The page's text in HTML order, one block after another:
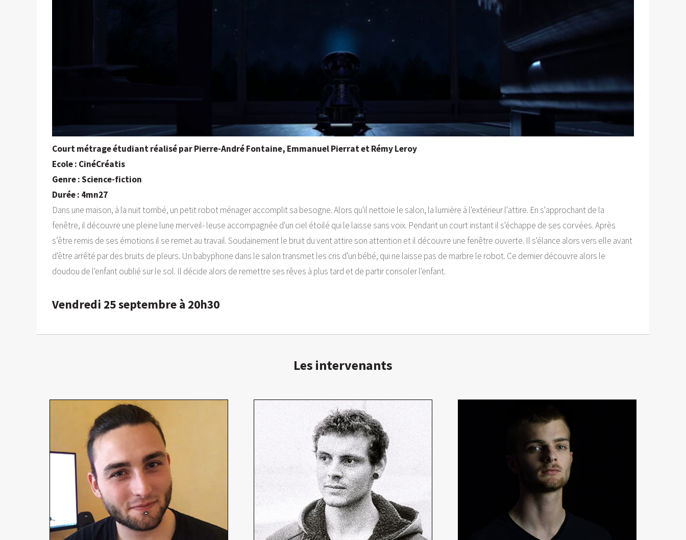
Court métrage étudiant réalisé par Pierre-André Fontaine, Emmanuel Pierrat et Rémy Leroy
Ecole : CinéCréatis
Genre : Science-fiction
Durée : 4mn27
Dans une maison, à la nuit tombé, un petit robot ménager accomplit sa besogne. Alors qu'il nettoie le salon, la lumière à l'extérieur l'attire. En s'approchant de la
fenêtre, il découvre une pleine lune merveil- leuse accompagnée d'un ciel étoilé qui le laisse sans voix. Pendant un court instant il s'échappe de ses corvées. Après
s’être remis de ses émotions il se remet au travail. Soudainement le bruit du vent attire son attention et il découvre une fenêtre ouverte. Il s'élance alors vers elle avant
d'être arrêté par des bruits de pleurs. Un babyphone dans le salon transmet les cris d'un bébé, qui ne laisse pas de marbre le robot. Ce dernier découvre alors le
doudou de l'enfant oublié sur le sol. Il décide alors de remettre ses rêves à plus tard et de partir consoler l'enfant.
Vendredi 25 septembre à 20h30
Les intervenants
Pierre-André Fontaine
Réalisateur
En détails
Emmanuel Pierrat
En détails En détails